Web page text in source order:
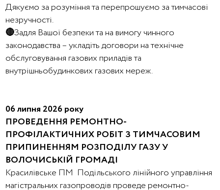
Дякуємо за розуміння та перепрошуємо за тимчасові
незручності.
🔴Задля Вашої безпеки та на вимогу чинного
законодавства – укладіть договори на технічне
обслуговування газових приладів та
внутрішньобудинкових газових мереж.
06 липня 2026 року
ПРОВЕДЕННЯ РЕМОНТНО-
ПРОФІЛАКТИЧНИХ РОБІТ З ТИМЧАСОВИМ
ПРИПИНЕННЯМ РОЗПОДІЛУ ГАЗУ У
ВОЛОЧИСЬКІЙ ГРОМАДІ
Красилівське ПМ Подільського лінійного управління
магістральних газопроводів проведе ремонтно-